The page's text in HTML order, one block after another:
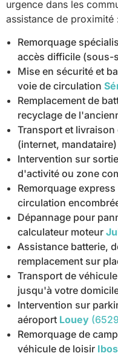
urgence dans les
assistance de proximité
Remorquage
accès difficile (sous-
Mise en sécurité et
voie de circulation
Remplacement de
recyclage de
Transport et
(internet, mandataire)
Intervention sur
d'activité ou zone
Remorquage
circulation
Dépannage pour
calculateur moteur
Assistance batterie,
remplacement sur
Transport de
jusqu'à votre
Intervention sur
aéroport Louey
Remorquage de
véhicule de loisir Ibos